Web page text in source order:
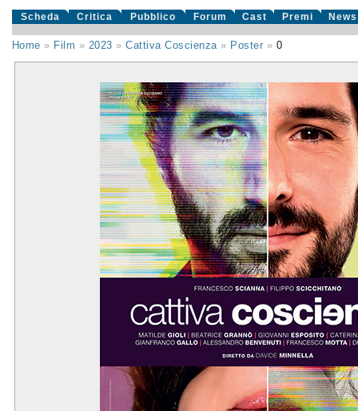
Scheda Critica Pubblico Forum Cast Premi News
Home » Film » 2023 »Cattiva Coscienza» Poster » 0